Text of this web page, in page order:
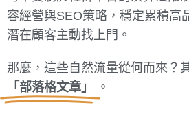
容經營與SEO策略，穩定累積高
潛在顧客主動找上門。
那麼，這些自然流量從何而來？
「部落格文章」
。